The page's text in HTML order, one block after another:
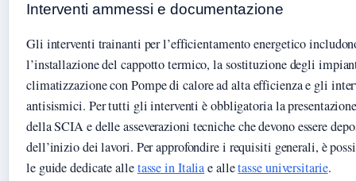
Interventi ammessi e documentazione
Gli interventi trainanti per l’efficientamento energetico
l’installazione del cappotto termico, la sostituzione degli
climatizzazione con Pompe di calore ad alta efficienza e gli
antisismici. Per tutti gli interventi è obbligatoria la
della SCIA e delle asseverazioni tecniche che devono essere
dell’inizio dei lavori. Per approfondire i requisiti generali, è
le guide dedicate alletasse in Italiae alletasse universitarie.